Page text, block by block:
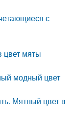
с
цвет мяты
модный цвет
Мятный цвет в